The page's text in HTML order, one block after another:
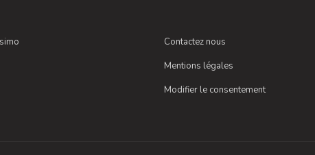
Contactez nous
Mentions légales
Modifier le consentement